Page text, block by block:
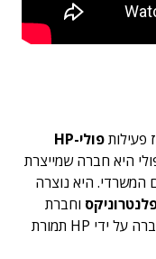
פעילותפולי-HP
היא חברה שמייצרת
המשרדי. היא נוצרה
וחברת
. פולי נרכשה בשנה שעברה על ידי HP תמורת